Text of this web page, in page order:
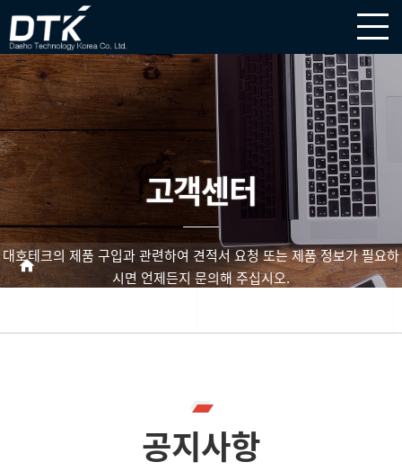
영
고객센터
대호테크의 제품 구입과 관련하여 견적서 요청 또는제품 정보가 필요하
시면 언제든지 문의해 주십시오.
공지사항